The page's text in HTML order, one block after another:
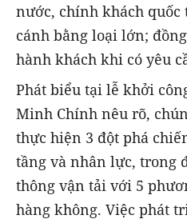
nước, chính khách quốc
cánh bằng loại lớn;
hành khách khi có yêu
Phát biểu tại lễ khởi
Minh Chính nêu rõ,
thực hiện 3 đột phá
tầng và nhân lực, trong
thông vận tải với 5
hàng không. Việc phát